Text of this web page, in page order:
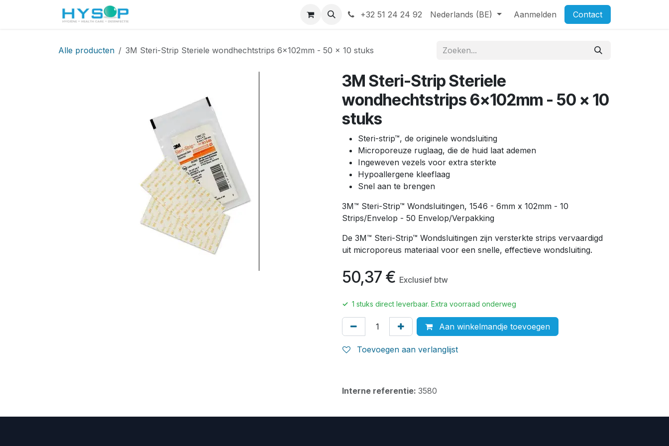
+32 51 24 24 92 Nederlands (BE) Aanmelden Contact
Alle producten 3M Steri-Strip Steriele wondhechtstrips 6x102mm - 50 x 10 stuks
3M Steri-Strip Steriele
wondhechtstrips 6x102mm - 50 x 10
stuks
Steri-strip™, de originele wondsluiting
Microporeuze ruglaag, die de huid laat ademen
Ingeweven vezels voor extra sterkte
Hypoallergene kleeflaag
Snel aan te brengen
3M™ Steri-Strip™ Wondsluitingen, 1546 - 6mm x 102mm - 10
Strips/Envelop - 50 Envelop/Verpakking
De 3M™ Steri-Strip™ Wondsluitingen zijn versterkte strips vervaardigd
uit microporeus materiaal voor een snelle, effectieve wondsluiting.
50,37 € Exclusief btw
✓ 1 stuks direct leverbaar. Extra voorraad onderweg
Aan winkelmandje toevoegen
Toevoegen aan verlanglijst
Interne referentie: 3580